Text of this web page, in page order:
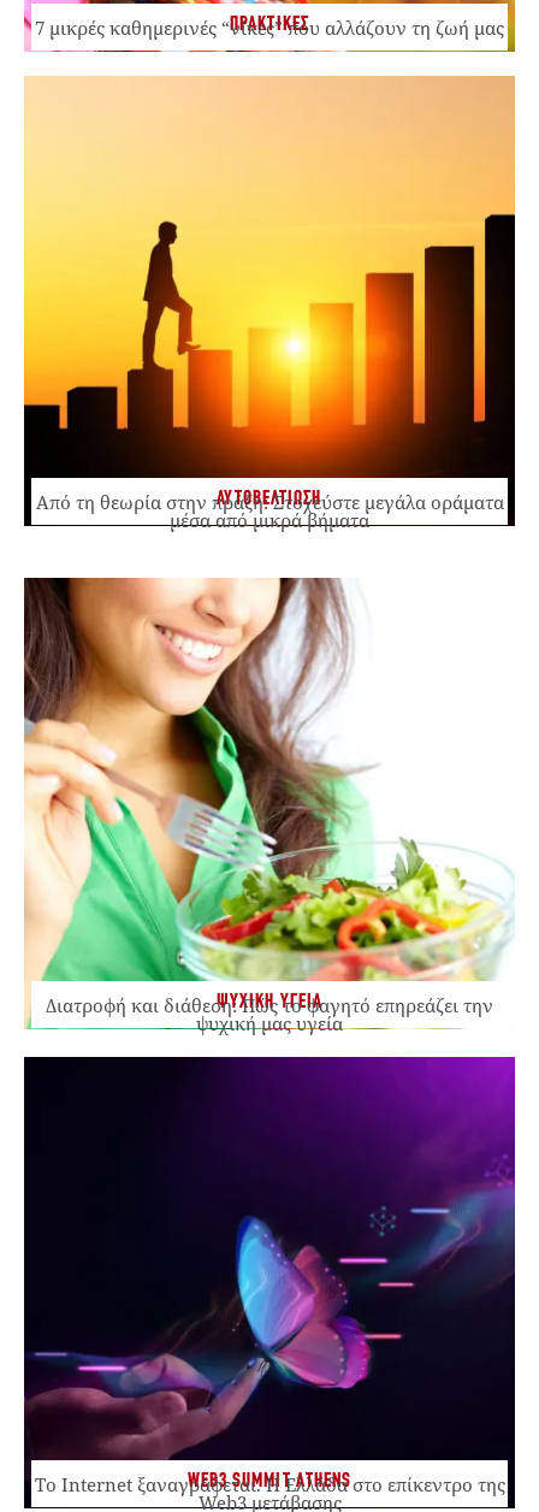
ΠΡΑΚΤΙΚΕΣ
7 μικρές καθημερινές “νίκες” που αλλάζουν τη ζωή μας
ΑΥΤΟΒΕΛΤΙΩΣΗ
Από τη θεωρία στην πράξη: Στοχεύστε μεγάλα οράματα
μέσα από μικρά βήματα
ΨΥΧΙΚΗ ΥΓΕΙΑ
Διατροφή και διάθεση: Πώς το φαγητό επηρεάζει την
ψυχική μας υγεία
WEB3 SUMMIT ATHENS
Το Internet ξαναγράφεται. Η Ελλάδα στο επίκεντρο της
Web3 μετάβασης